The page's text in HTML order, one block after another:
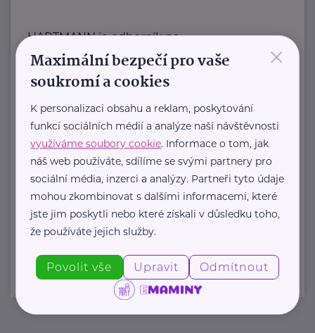
HARTMANN je odborník na
zdravotnické pomůcky a hygienická
řešení s dlouholetou tradicí.
https://hartmanndirect.com/cs-cz
+420 800 100 150
info@hartmanndirect.cz
Zobrazit přehled společností
×
Maximální bezpečí pro vaše
soukromí a cookies
K personalizaci obsahu a reklam, poskytování
funkcí sociálních médií a analýze naší návštěvnosti
využíváme soubory cookie. Informace o tom, jak
náš web používáte, sdílíme se svými partnery pro
sociální média, inzerci a analýzy. Partneři tyto údaje
mohou zkombinovat s dalšími informacemi, které
jste jim poskytli nebo které získali v důsledku toho,
že používáte jejich služby.
Povolit vše Upravit Odmítnout